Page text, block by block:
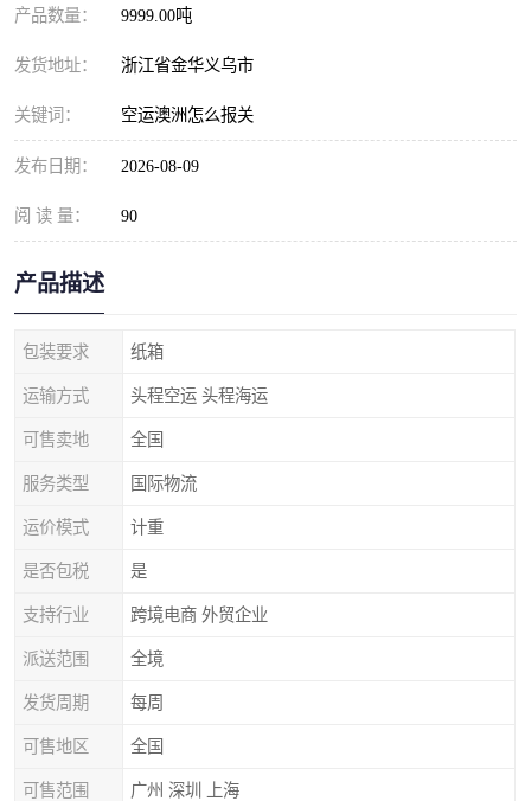
产品数量： 9999.00吨
发货地址： 浙江省金华义乌市
关键词： 空运澳洲怎么报关
发布日期： 2026-08-09
阅 读 量： 90
产品描述
包装要求 纸箱
运输方式 头程空运 头程海运
可售卖地 全国
服务类型 国际物流
运价模式 计重
是否包税 是
支持行业 跨境电商 外贸企业
派送范围 全境
发货周期 每周
可售地区 全国
可售范围 广州 深圳 上海